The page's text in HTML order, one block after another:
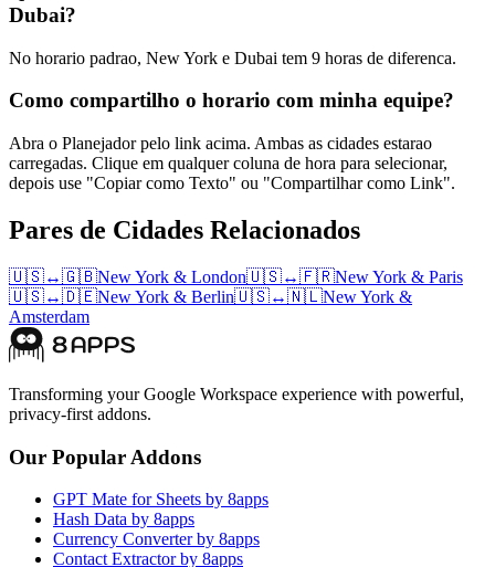
Dubai?
No horario padrao, New York e Dubai tem 9 horas de diferenca.
Como compartilho o horario com minha equipe?
Abra o Planejador pelo link acima. Ambas as cidades estarao
carregadas. Clique em qualquer coluna de hora para selecionar,
depois use "Copiar como Texto" ou "Compartilhar como Link".
Pares de Cidades Relacionados
🇺🇸↔🇬🇧New York & London🇺🇸↔🇫🇷New York & Paris
🇺🇸↔🇩🇪New York & Berlin🇺🇸↔🇳🇱New York &
Amsterdam
Transforming your Google Workspace experience with powerful,
privacy-first addons.
Our Popular Addons
GPT Mate for Sheets by 8apps
Hash Data by 8apps
Currency Converter by 8apps
Contact Extractor by 8apps